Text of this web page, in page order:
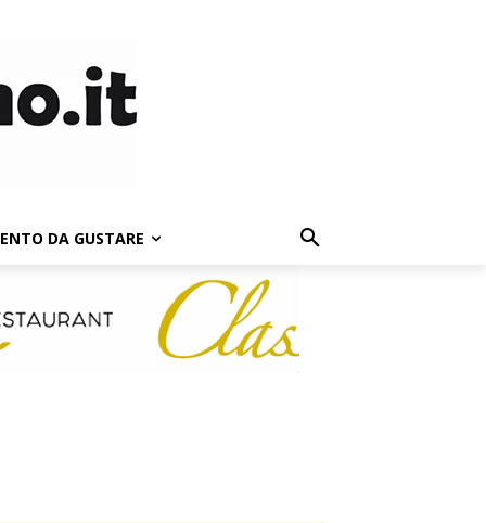
DA GUSTARE